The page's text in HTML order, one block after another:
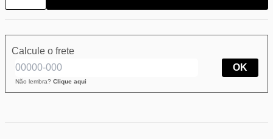
Calcule o frete
Não lembra? Clique aqui
OK